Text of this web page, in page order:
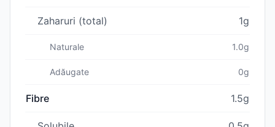
Zaharuri (total) 1g
Naturale 1.0g
Adăugate 0g
Fibre 1.5g